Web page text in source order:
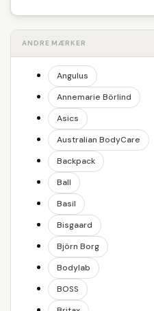
ANDRE MÆRKER
Angulus
Annemarie Börlind
Asics
Australian BodyCare
Backpack
Ball
Basil
Bisgaard
Björn Borg
Bodylab
BOSS